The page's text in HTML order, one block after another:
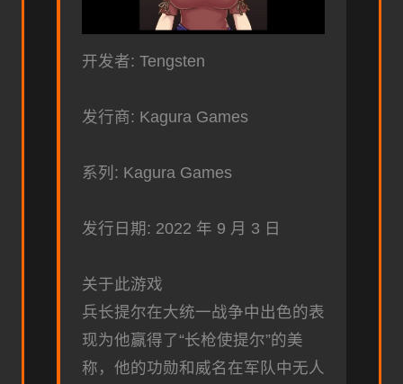
开发者: Tengsten
发行商: Kagura Games
系列: Kagura Games
发行日期: 2022 年 9 月 3 日
关于此游戏
兵长提尔在大统一战争中出色的表
现为他赢得了“长枪使提尔”的美
称，他的功勋和威名在军队中无人